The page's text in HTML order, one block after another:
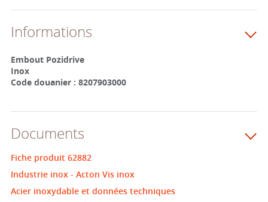
Informations
Embout Pozidrive
Inox
Code douanier : 8207903000
Documents
Fiche produit 62882
Industrie inox - Acton Vis inox
Acier inoxydable et données techniques